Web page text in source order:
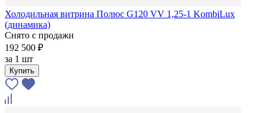
Холодильная витрина Полюс G120 VV 1,25-1 KombiLux
(динамика)
Снято с продажи
192 500 ₽
за 1 шт
Купить